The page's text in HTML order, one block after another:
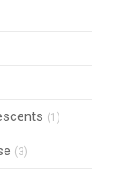
(1)
(3)